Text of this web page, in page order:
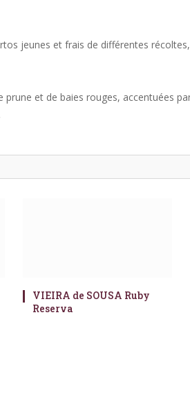
jeunes et frais de différentes
prune et de baies rouges, accentuées
VIEIRA de SOUSA Ruby
Reserva